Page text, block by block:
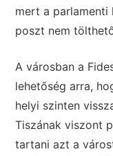
mert a parlamenti
poszt nem
A városban a
lehetőség arra,
helyi szinten
Tiszának viszont
tartani azt a